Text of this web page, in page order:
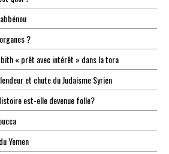
?
« prêt avec intérêt » dans la tora
et chute du Judaisme Syrien
est-elle devenue folle?
Yemen